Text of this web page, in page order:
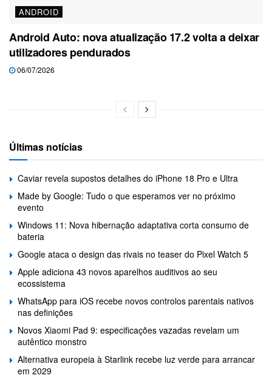
ANDROID
Android Auto: nova atualização 17.2 volta a deixar
utilizadores pendurados
06/07/2026
Últimas notícias
Caviar revela supostos detalhes do iPhone 18 Pro e Ultra
Made by Google: Tudo o que esperamos ver no próximo
evento
Windows 11: Nova hibernação adaptativa corta consumo de
bateria
Google ataca o design das rivais no teaser do Pixel Watch 5
Apple adiciona 43 novos aparelhos auditivos ao seu
ecossistema
WhatsApp para iOS recebe novos controlos parentais nativos
nas definições
Novos Xiaomi Pad 9: especificações vazadas revelam um
autêntico monstro
Alternativa europeia à Starlink recebe luz verde para arrancar
em 2029